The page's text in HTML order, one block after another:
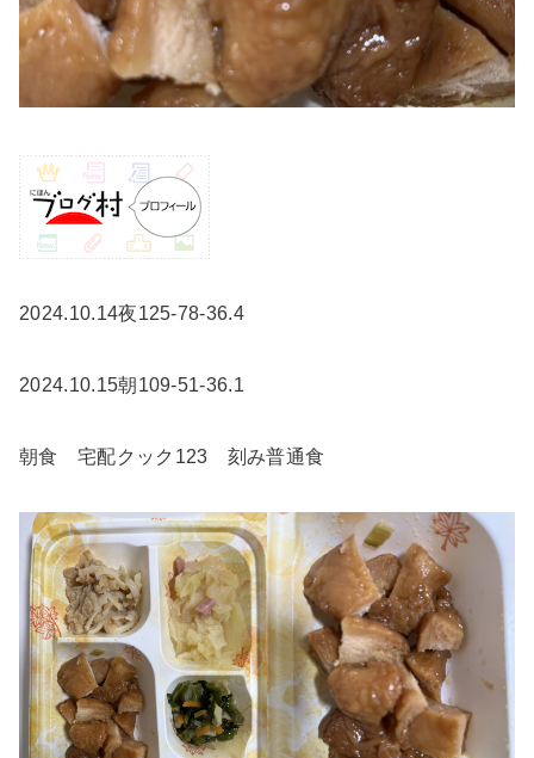
2024.10.14夜125-78-36.4
2024.10.15朝109-51-36.1
朝食 宅配クック123 刻み普通食